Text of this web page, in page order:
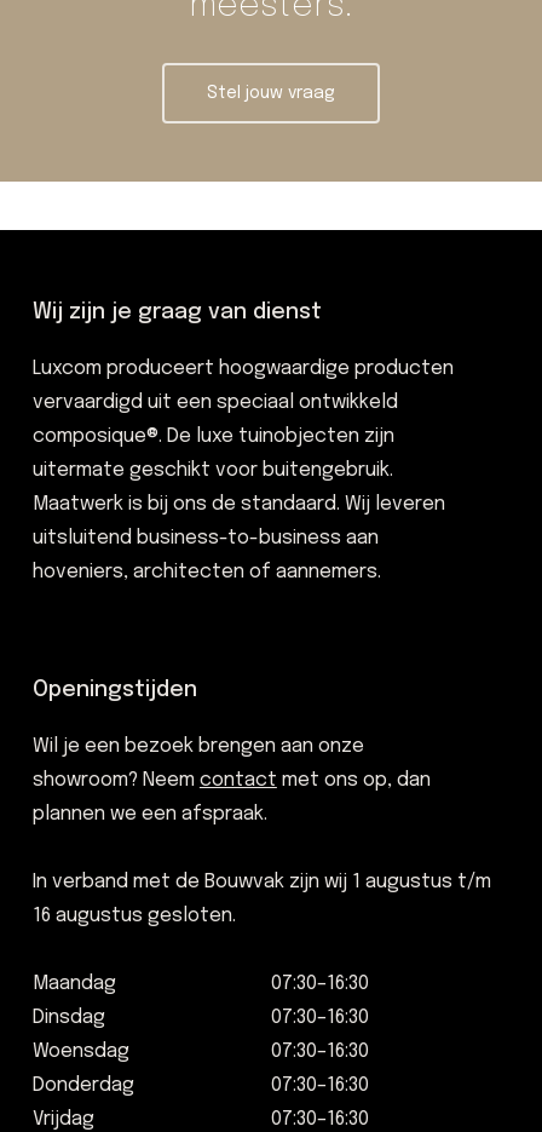
meesters.
Stel jouw vraag
Wij zijn je graag van dienst
Luxcom produceert hoogwaardige producten
vervaardigd uit een speciaal ontwikkeld
composique®. De luxe tuinobjecten zijn
uitermate geschikt voor buitengebruik.
Maatwerk is bij ons de standaard. Wij leveren
uitsluitend business-to-business aan
hoveniers, architecten of aannemers.
Openingstijden
Wil je een bezoek brengen aan onze
showroom? Neem contact met ons op, dan
plannen we een afspraak.
In verband met de Bouwvak zijn wij 1 augustus t/m
16 augustus gesloten.
Maandag
Dinsdag
Woensdag
Donderdag
Vrijdag
07:30–16:30
07:30–16:30
07:30–16:30
07:30–16:30
07:30–16:30